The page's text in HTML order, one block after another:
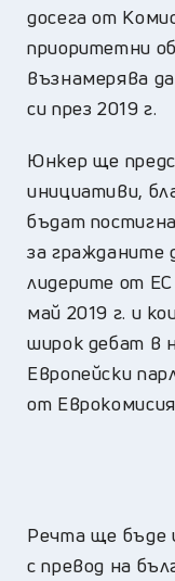
досега от
приоритетни
възнамерява
си през 2019 г.
Юнкер ще
инициативи,
бъдат
за гражданите
лидерите от
май 2019 г. и
широк дебат в
Европейски
от
Речта ще бъде
с превод на